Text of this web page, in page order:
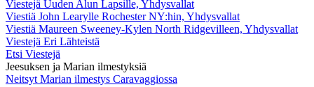
Viestejä Uuden Alun Lapsille, Yhdysvallat
Viestiä John Learylle Rochester NY:hin, Yhdysvallat
Viestiä Maureen Sweeney-Kylen North Ridgevilleen, Yhdysvallat
Viestejä Eri Lähteistä
Etsi Viestejä
Jeesuksen ja Marian ilmestyksiä
Neitsyt Marian ilmestys Caravaggiossa